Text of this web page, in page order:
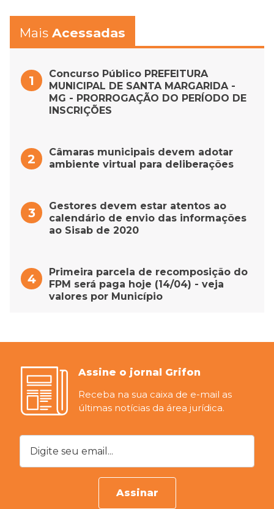
Mais Acessadas
Concurso Público PREFEITURA
MUNICIPAL DE SANTA MARGARIDA -
MG - PRORROGAÇÃO DO PERÍODO DE
INSCRIÇÕES
Câmaras municipais devem adotar
ambiente virtual para deliberações
Gestores devem estar atentos ao
calendário de envio das informações
ao Sisab de 2020
Primeira parcela de recomposição do
FPM será paga hoje (14/04) - veja
valores por Município
Assine o jornal Grifon
Receba na sua caixa de e-mail as
últimas notícias da área jurídica.
Digite seu email...
Assinar